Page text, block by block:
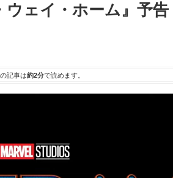
ェイ・ホーム』予
記事は約2分で読めます。